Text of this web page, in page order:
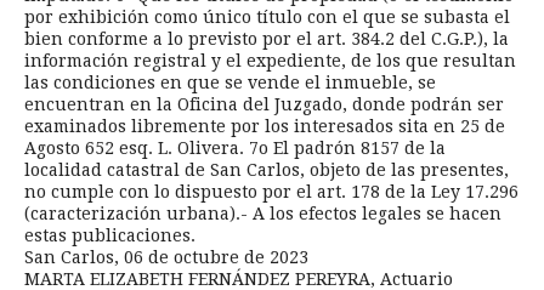
por exhibición como único título con el que se subasta el
bien conforme a lo previsto por el art. 384.2 del C.G.P.), la
información registral y el expediente, de los que resultan
las condiciones en que se vende el inmueble, se
encuentran en la Oficina del Juzgado, donde podrán ser
examinados libremente por los interesados sita en 25 de
Agosto 652 esq. L. Olivera. 7o El padrón 8157 de la
localidad catastral de San Carlos, objeto de las presentes,
no cumple con lo dispuesto por el art. 178 de la Ley 17.296
(caracterización urbana).- A los efectos legales se hacen
estas publicaciones.
San Carlos, 06 de octubre de 2023
MARTA ELIZABETH FERNÁNDEZ PEREYRA, Actuario